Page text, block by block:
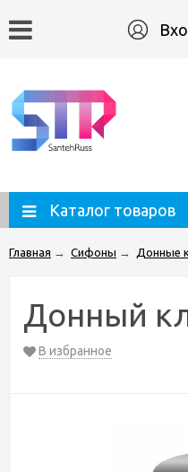
Каталог товаров
Главная → Сифоны → Донные
Донный
В избранное